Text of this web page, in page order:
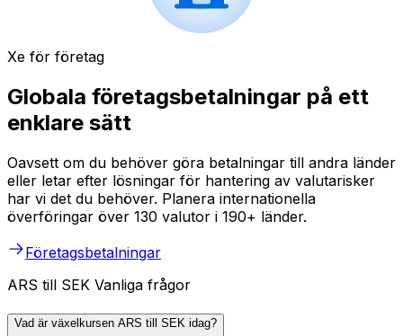
Xe för företag
Globala företagsbetalningar på ett
enklare sätt
Oavsett om du behöver göra betalningar till andra länder
eller letar efter lösningar för hantering av valutarisker
har vi det du behöver. Planera internationella
överföringar över 130 valutor i 190+ länder.
Företagsbetalningar
ARS till SEK Vanliga frågor
Vad är växelkursen ARS till SEK idag?